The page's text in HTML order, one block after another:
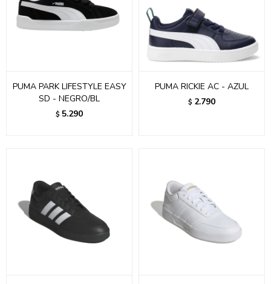
PUMA PARK LIFESTYLE EASY
SD - NEGRO/BL
$ 5.290
PUMA RICKIE AC - AZUL
$ 2.790